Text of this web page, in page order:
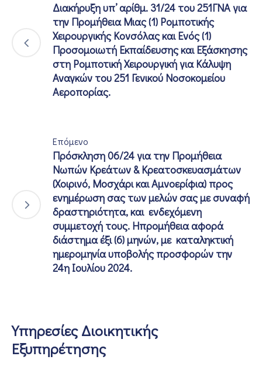
Διακήρυξη υπ’ αρίθμ. 31/24 του 251ΓΝΑ για
την Προμήθεια Μιας (1) Ρομποτικής
Χειρουργικής Κονσόλας και Ενός (1)
Προσομοιωτή Εκπαίδευσης και Εξάσκησης
στη Ρομποτική Χειρουργική για Κάλυψη
Αναγκών του 251 Γενικού Νοσοκομείου
Αεροπορίας.
Επόμενο
Πρόσκληση 06/24 για την Προμήθεια
Νωπών Κρεάτων & Κρεατοσκευασμάτων
(Χοιρινό, Μοσχάρι και Αμνοερίφια) προς
ενημέρωση σας των μελών σας με συναφή
δραστηριότητα, και ενδεχόμενη
συμμετοχή τους. Ηπρομήθεια αφορά
διάστημα έξι (6) μηνών, με καταληκτική
ημερομηνία υποβολής προσφορών την
24η Ιουλίου 2024.
Υπηρεσίες Διοικητικής
Εξυπηρέτησης